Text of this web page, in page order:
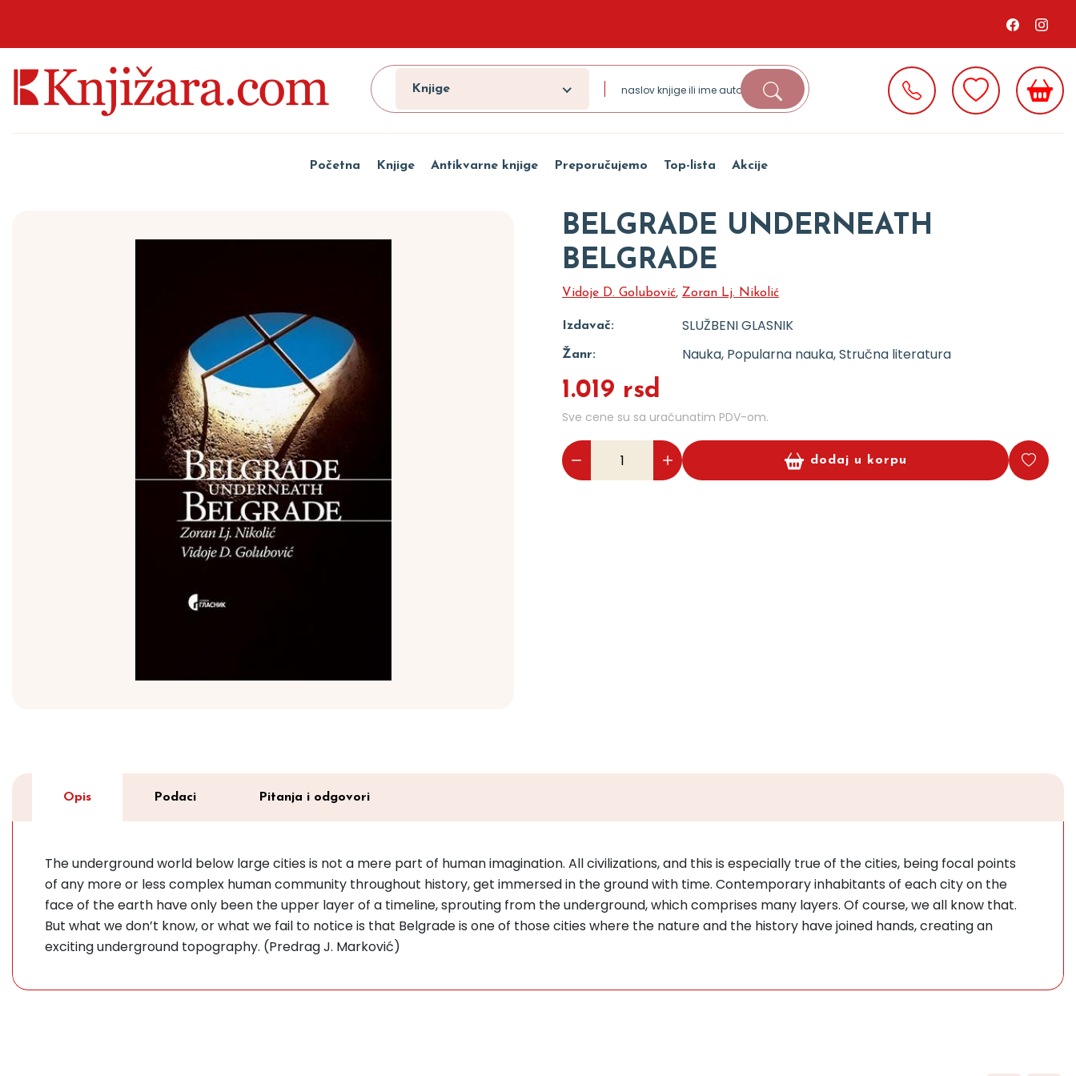
Knjige
Početna Knjige Antikvarne knjige Preporučujemo Top-lista Akcije
BELGRADE UNDERNEATH
BELGRADE
Vidoje D. Golubović, Zoran Lj. Nikolić
Izdavač: SLUŽBENI GLASNIK
Žanr: Nauka, Popularna nauka, Stručna literatura
1.019 rsd
Sve cene su sa uračunatim PDV-om.
dodaj u korpu
Opis Podaci Pitanja i odgovori
The underground world below large cities is not a mere part of human imagination. All civilizations, and this is especially true of the cities, being focal points
of any more or less complex human community throughout history, get immersed in the ground with time. Contemporary inhabitants of each city on the
face of the earth have only been the upper layer of a timeline, sprouting from the underground, which comprises many layers. Of course, we all know that.
But what we don’t know, or what we fail to notice is that Belgrade is one of those cities where the nature and the history have joined hands, creating an
exciting underground topography. (Predrag J. Marković)